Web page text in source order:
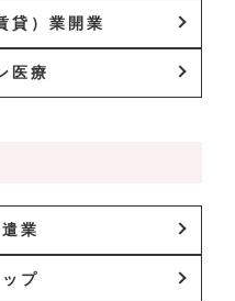
貸）業開業
医療
業
プ